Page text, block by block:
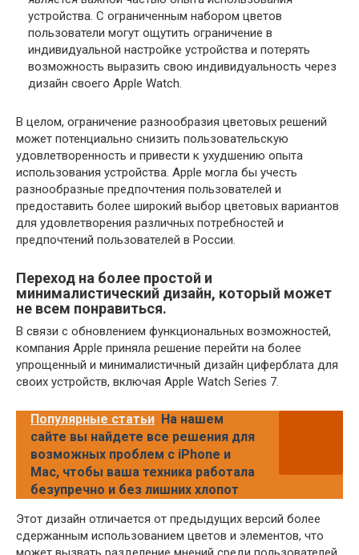
устройства. С ограниченным набором цветов
пользователи могут ощутить ограничение в
индивидуальной настройке устройства и потерять
возможность выразить свою индивидуальность через
дизайн своего Apple Watch.
В целом, ограничение разнообразия цветовых решений
может потенциально снизить пользовательскую
удовлетворенность и привести к ухудшению опыта
использования устройства. Apple могла бы учесть
разнообразные предпочтения пользователей и
предоставить более широкий выбор цветовых вариантов
для удовлетворения различных потребностей и
предпочтений пользователей в России.
Переход на более простой и
минималистический дизайн, который может
не всем понравиться.
В связи с обновлением функциональных возможностей,
компания Apple приняла решение перейти на более
упрощенный и минималистичный дизайн циферблата для
своих устройств, включая Apple Watch Series 7.
Популярные статьи На нашем
сайте вы найдете все решения для
возможных проблем с iPhone и
Mac, чтобы ваша техника работала
безупречно и без лишних хлопот
Этот дизайн отличается от предыдущих версий более
сдержанным использованием цветов и элементов, что